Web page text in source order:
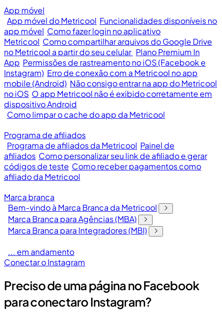
App móvel
App móvel do Metricool Funcionalidades disponíveis no
app móvel Como fazer login no aplicativo
Metricool Como compartilhar arquivos do Google Drive
no Metricool a partir do seu celular Plano Premium In
App Permissões de rastreamento no iOS (Facebook e
Instagram) Erro de conexão com a Metricool no app
mobile (Android) Não consigo entrar na app do Metricool
no iOS O app Metricool não é exibido corretamente em
dispositivo Android
Como limpar o cache do app da Metricool
Programa de afiliados
Programa de afiliados da Metricool Painel de
afiliados Como personalizar seu link de afiliado e gerar
códigos de teste Como receber pagamentos como
afiliado da Metricool
Marca branca
Bem-vindo à Marca Branca da Metricool
Marca Branca para Agências (MBA)
Marca Branca para Integradores (MBI)
... em andamento
Conectar o Instagram
Preciso de uma página no Facebook
para conectaro Instagram?